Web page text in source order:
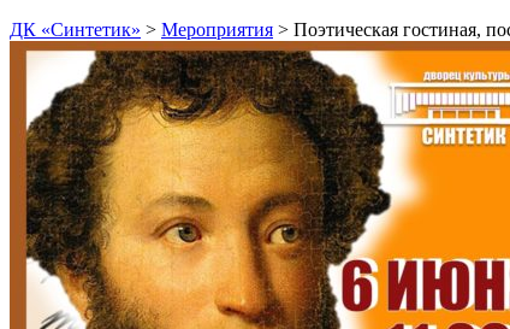
ДК «Синтетик» > Мероприятия > Поэтическая гостиная,